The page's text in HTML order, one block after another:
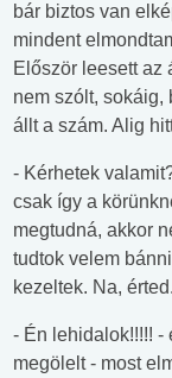
bár biztos van
mindent
Először leesett az
nem szólt, sokáig,
állt a szám. Alig
- Kérhetek
csak így a
megtudná, akkor
tudtok velem
kezeltek. Na,
- Én lehidalok!!!!! -
megölelt - most